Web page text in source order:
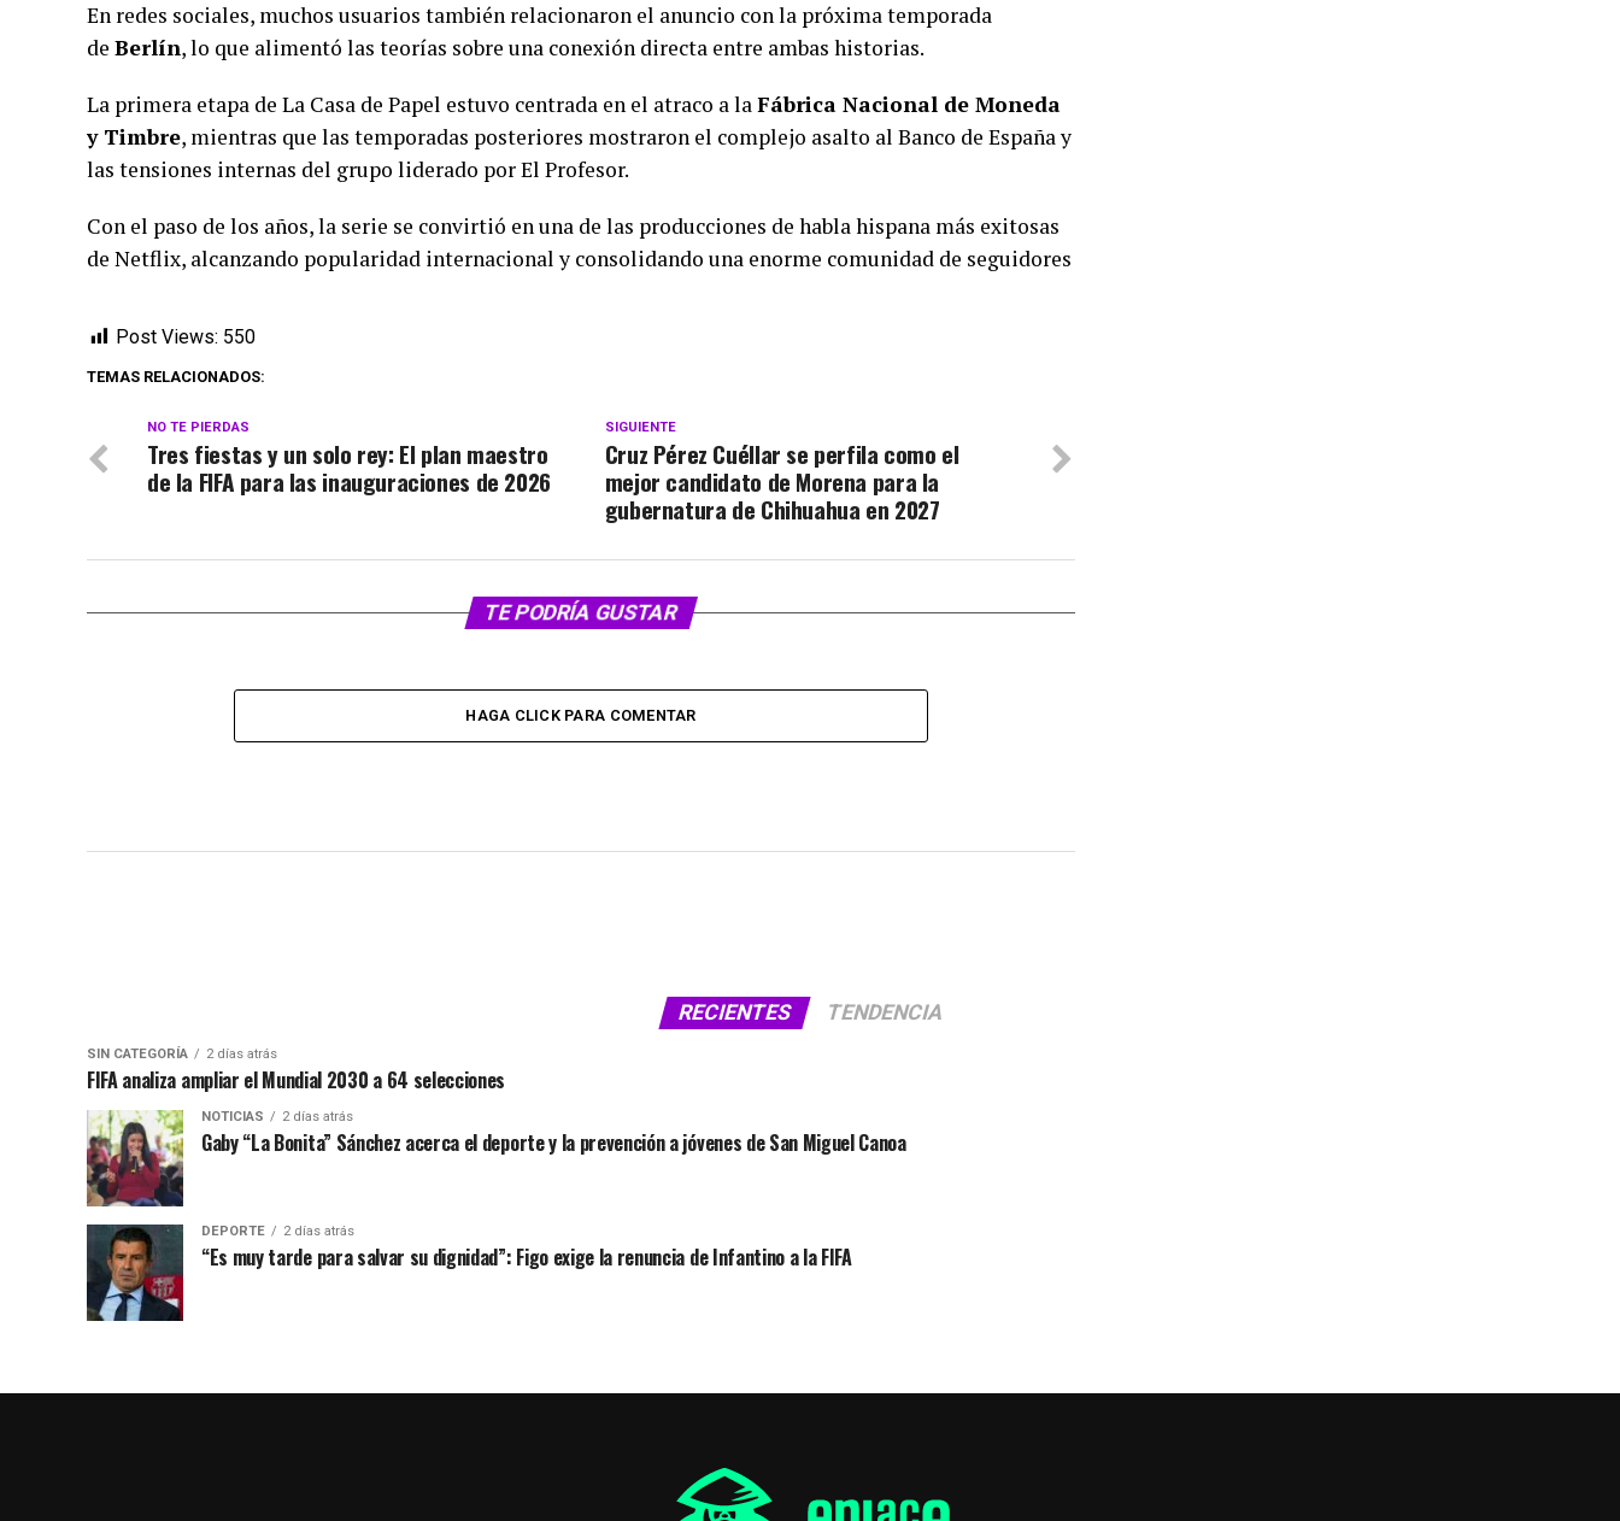
En redes sociales, muchos usuarios también relacionaron el anuncio con la próxima temporada
de Berlín, lo que alimentó las teorías sobre una conexión directa entre ambas historias.
La primera etapa de La Casa de Papel estuvo centrada en el atraco a laFábrica Nacional de Moneda
y Timbre, mientras que las temporadas posteriores mostraron el complejo asalto al Banco de España y
las tensiones internas del grupo liderado por El Profesor.
Con el paso de los años, la serie se convirtió en una de las producciones de habla hispana más exitosas
de Netflix, alcanzando popularidad internacional y consolidando una enorme comunidad de seguidores
Post Views: 550
TEMAS RELACIONADOS:
SIGUIENTE
Cruz Pérez Cuéllar se perfila como el
mejor candidato de Morena para la
gubernatura de Chihuahua en 2027
NO TE PIERDAS
Tres fiestas y un solo rey: El plan maestro
de la FIFA para las inauguraciones de 2026
TE PODRÍA GUSTAR
HAGA CLICK PARA COMENTAR
RECIENTES TENDENCIA
SIN CATEGORÍA 2 días atrás
FIFA analiza ampliar el Mundial 2030 a 64 selecciones
NOTICIAS 2 días atrás
Gaby “La Bonita” Sánchez acerca el deporte y la prevención a jóvenes de San Miguel Canoa
DEPORTE 2 días atrás
“Es muy tarde para salvar su dignidad”: Figo exige la renuncia de Infantino a la FIFA